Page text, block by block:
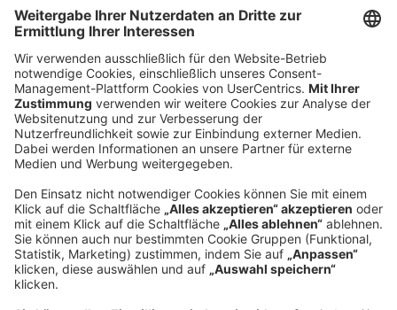
Hauptsitz
Roland Berger GmbH
Sederanger 1
80538 München
Deutschland
Fax:
+49 89 9230-8202
Mail:
Senden Sie eine Nachricht
NEWSROOM